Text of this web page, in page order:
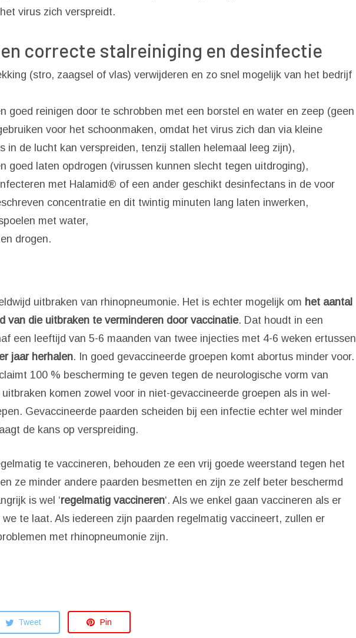
virus zich verspreidt.
correcte stalreiniging en desinfectie
(stro, zaagsel of vlas) verwijderen en zo snel mogelijk van het bedrijf
goed reinigen door te schrobben met een borstel en water en zeep (geen
voor het schoonmaken, omdat het virus zich dan via kleine
in de lucht kan verspreiden, tenzij stallen helemaal leeg zijn),
goed laten opdrogen (virussen kunnen slecht tegen uitdroging),
met Halamid® of een ander geschikt desinfectans in de voor
concentratie en dit twintig minuten lang laten inwerken,
met water,
drogen.
uitbraken van rhinopneumonie. Het is echter mogelijk om het aantal
van die uitbraken te verminderen door vaccinatie. Dat houdt in een
een leeftijd van 5-6 maanden van twee injecties met 4-6 weken ertussen
jaar herhalen. In goed gevaccineerde groepen komt abortus minder voor.
100 % bescherming te geven tegen de neurologische vorm van
komen zowel voor in niet-gevaccineerde groepen als in wel-
Gevaccineerde paarden scheiden bij een infectie echter wel minder
de kans op verspreiding.
te vaccineren, behouden ze een vrij goede weerstand tegen het
ze minder andere paarden besmetten en zijn ze zelf beter beschermd
is wel ‘regelmatig vaccineren‘. Als we enkel gaan vaccineren als er
te laat. Als iedereen zijn paarden regelmatig vaccineert, zullen er
met rhinopneumonie zijn.
Tweet Pin